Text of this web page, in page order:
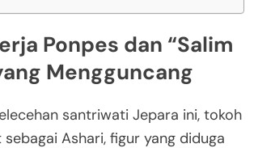
Ponpes dan “Salim
Mengguncang
santriwati Jepara ini, tokoh
Ashari, figur yang diduga